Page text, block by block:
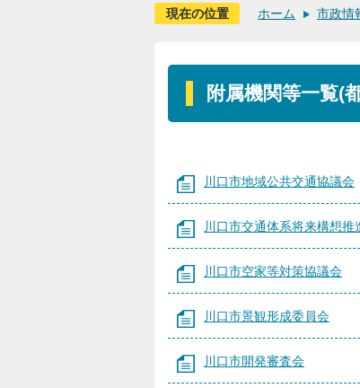
現在の位置 ホーム 市政情
附属機関等一覧(
川口市地域公共交通協議会
川口市交通体系将来構想推
川口市空家等対策協議会
川口市景観形成委員会
川口市開発審査会